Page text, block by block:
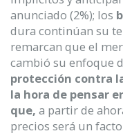
anunciado (2%); los
dura continúan su
remarcan que el
cambió su enfoque
protección contra
la hora de pensar
que, a partir de
precios será un